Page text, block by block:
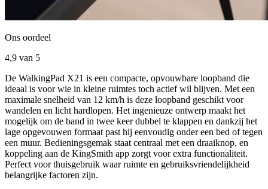
Ons oordeel
4,9 van 5
De WalkingPad X21 is een compacte, opvouwbare loopband die
ideaal is voor wie in kleine ruimtes toch actief wil blijven. Met een
maximale snelheid van 12 km/h is deze loopband geschikt voor
wandelen en licht hardlopen. Het ingenieuze ontwerp maakt het
mogelijk om de band in twee keer dubbel te klappen en dankzij het
lage opgevouwen formaat past hij eenvoudig onder een bed of tegen
een muur. Bedieningsgemak staat centraal met een draaiknop, en
koppeling aan de KingSmith app zorgt voor extra functionaliteit.
Perfect voor thuisgebruik waar ruimte en gebruiksvriendelijkheid
belangrijke factoren zijn.